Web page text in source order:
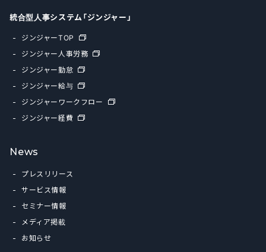
統合型人事システム「ジンジャー」
ジンジャーTOP
ジンジャー人事労務
ジンジャー勤怠
ジンジャー給与
ジンジャーワークフロー
ジンジャー経費
News
プレスリリース
サービス情報
セミナー情報
メディア掲載
お知らせ